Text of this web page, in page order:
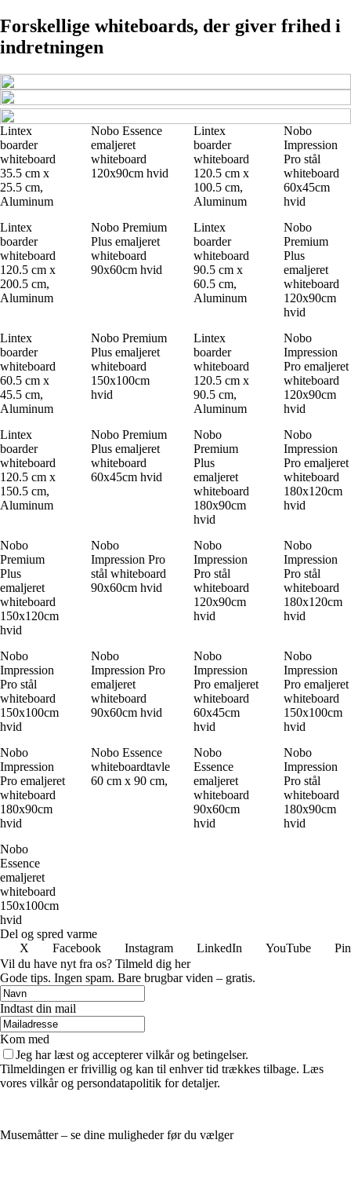
Forskellige whiteboards, der giver frihed i
indretningen
Lintex
boarder
whiteboard
35.5 cm x
25.5 cm,
Aluminum
Nobo Essence
emaljeret
whiteboard
120x90cm hvid
Lintex
boarder
whiteboard
120.5 cm x
100.5 cm,
Aluminum
Nobo
Impression
Pro stål
whiteboard
60x45cm
hvid
Lintex
boarder
whiteboard
120.5 cm x
200.5 cm,
Aluminum
Nobo Premium
Plus emaljeret
whiteboard
90x60cm hvid
Lintex
boarder
whiteboard
90.5 cm x
60.5 cm,
Aluminum
Nobo
Premium
Plus
emaljeret
whiteboard
120x90cm
hvid
Lintex
boarder
whiteboard
60.5 cm x
45.5 cm,
Aluminum
Nobo Premium
Plus emaljeret
whiteboard
150x100cm
hvid
Lintex
boarder
whiteboard
120.5 cm x
90.5 cm,
Aluminum
Nobo
Impression
Pro emaljeret
whiteboard
120x90cm
hvid
Lintex
boarder
whiteboard
120.5 cm x
150.5 cm,
Aluminum
Nobo Premium
Plus emaljeret
whiteboard
60x45cm hvid
Nobo
Premium
Plus
emaljeret
whiteboard
180x90cm
hvid
Nobo
Impression
Pro emaljeret
whiteboard
180x120cm
hvid
Nobo
Premium
Plus
emaljeret
whiteboard
150x120cm
hvid
Nobo
Impression Pro
stål whiteboard
90x60cm hvid
Nobo
Impression
Pro stål
whiteboard
120x90cm
hvid
Nobo
Impression
Pro stål
whiteboard
180x120cm
hvid
Nobo
Impression
Pro stål
whiteboard
150x100cm
hvid
Nobo
Impression Pro
emaljeret
whiteboard
90x60cm hvid
Nobo
Impression
Pro emaljeret
whiteboard
60x45cm
hvid
Nobo
Impression
Pro emaljeret
whiteboard
150x100cm
hvid
Nobo
Impression
Pro emaljeret
whiteboard
180x90cm
hvid
Nobo Essence
whiteboardtavle
60 cm x 90 cm,
Nobo
Essence
emaljeret
whiteboard
90x60cm
hvid
Nobo
Impression
Pro stål
whiteboard
180x90cm
hvid
Nobo
Essence
emaljeret
whiteboard
150x100cm
hvid
Del og spred varme
X
Facebook Instagram LinkedIn YouTube
Vil du have nyt fra os? Tilmeld dig her
Gode tips. Ingen spam. Bare brugbar viden – gratis.
Indtast din mail
Kom med
Jeg har læst og accepterer vilkår og betingelser.
Tilmeldingen er frivillig og kan til enhver tid trækkes tilbage. Læs
vores vilkår og persondatapolitik for detaljer.
Musemåtter – se dine muligheder før du vælger